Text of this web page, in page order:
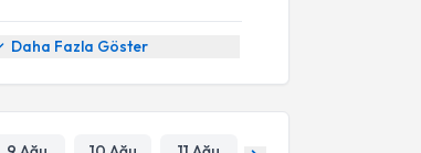
Daha Fazla Göster